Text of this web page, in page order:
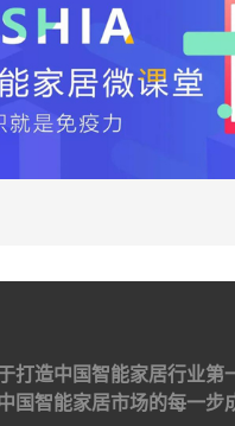
打造中国智能家居行业第
国智能家居市场的每一步